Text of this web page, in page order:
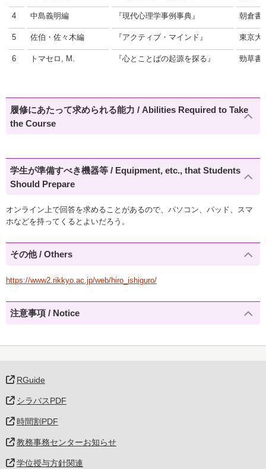
4 中島義明編 『現代心理学事例事典』 朝倉書
5 佐伯・佐々木編 『アクティブ・マインド』 東京大
6 トマセロ, M. 『心とことばの起源を探る』 勁草書
履修にあたって求められる能力 / Abilities Required to Take
the Course
学生が準備すべき機器等 / Equipment, etc., that Students
Should Prepare
オンライン上で回答を求めることがあるので、パソコン、パッド、スマ
ホなどを持ってくるとよいだろう。
その他 / Others
https://www2.rikkyo.ac.jp/web/hiro_ishiguro/
注意事項 / Notice
RGuide
シラバスPDF
時間割PDF
教務事務センターお知らせ
学位授与方針関連